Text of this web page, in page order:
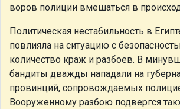
воров полиции вмешаться в
Политическая нестабильность в
повлияла на ситуацию с
количество краж и разбоев. В
бандиты дважды нападали на
провинций, сопровождаемых
Вооруженному разбою подвергся